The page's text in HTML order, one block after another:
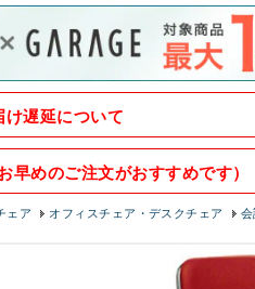
け遅延について
早めのご注文がおすすめです）
ェア オフィスチェア・デスクチェア